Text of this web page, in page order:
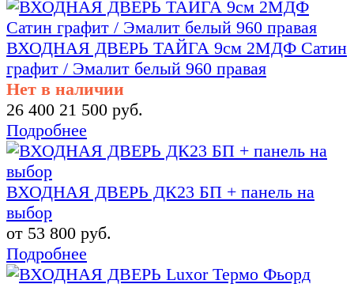
ВХОДНАЯ ДВЕРЬ ТАЙГА 9см 2МДФ Сатин
графит / Эмалит белый 960 правая
Нет в наличии
26 400 21 500 руб.
Подробнее
ВХОДНАЯ ДВЕРЬ ДК23 БП + панель на
выбор
от 53 800 руб.
Подробнее